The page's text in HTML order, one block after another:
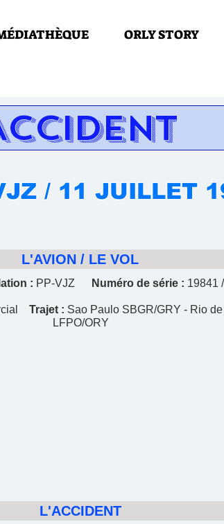
ORLY STORY
/ 11 JUILLET
L'AVION / LE VOL
: PP-VJZ Numéro de série :
Trajet : Sao Paulo SBGR/GRY - Rio
LFPO/ORY
L'ACCIDENT